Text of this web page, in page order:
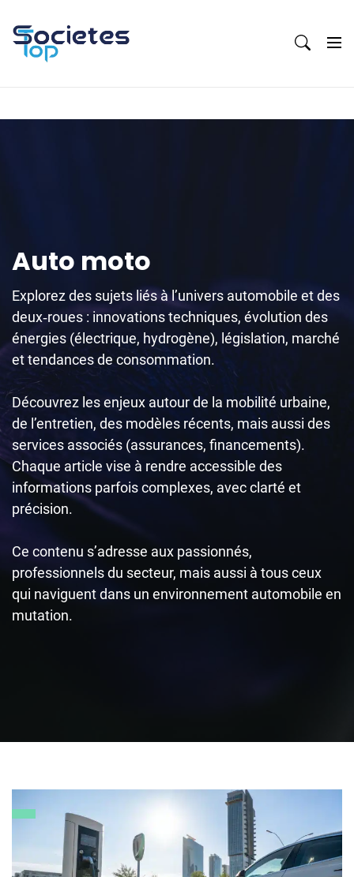
content
Auto moto
Explorez des sujets liés à l’univers automobile et des
deux‑roues : innovations techniques, évolution des
énergies (électrique, hydrogène), législation, marché
et tendances de consommation.
Découvrez les enjeux autour de la mobilité urbaine,
de l’entretien, des modèles récents, mais aussi des
services associés (assurances, financements).
Chaque article vise à rendre accessible des
informations parfois complexes, avec clarté et
précision.
Ce contenu s’adresse aux passionnés,
professionnels du secteur, mais aussi à tous ceux
qui naviguent dans un environnement automobile en
mutation.